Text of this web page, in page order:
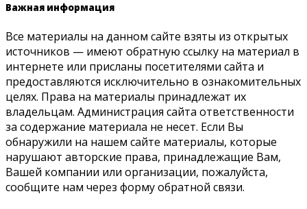
Важная информация
Все материалы на данном сайте взяты из открытых
источников — имеют обратную ссылку на материал в
интернете или присланы посетителями сайта и
предоставляются исключительно в ознакомительных
целях. Права на материалы принадлежат их
владельцам. Администрация сайта ответственности
за содержание материала не несет. Если Вы
обнаружили на нашем сайте материалы, которые
нарушают авторские права, принадлежащие Вам,
Вашей компании или организации, пожалуйста,
сообщите нам через форму обратной связи.